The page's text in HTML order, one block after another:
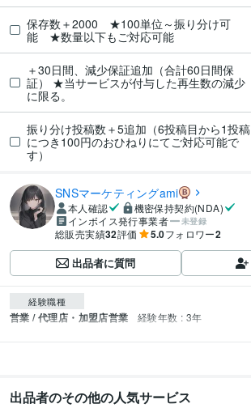
保存数＋2000 ★100単位～振り分け可
能 ★数量以下もご対応可能
＋30日間、減少保証追加（合計60日間保
証） ★当サービスが付与した再生数の減少
に限る。
振り分け投稿数＋5追加（6投稿目から1投稿
につき100円のおひねりにてご対応可能で
す）
SNSマーケティングami
本人確認
機密保持契約(NDA)
インボイス発行事業者
未登録
総販売実績32評価 5.0フォロワー2
出品者に質問
経験職種
営業 / 代理店・加盟店営業 経験年数 : 3年
出品者のその他の人気サービス